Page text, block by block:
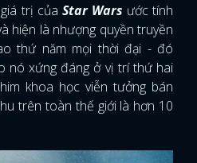
trị của Star Wars ước tính
hiện là nhượng quyền truyền
thứ năm mọi thời đại - đó
nó xứng đáng ở vị trí thứ hai
khoa học viễn tưởng bán
trên toàn thế giới là hơn 10